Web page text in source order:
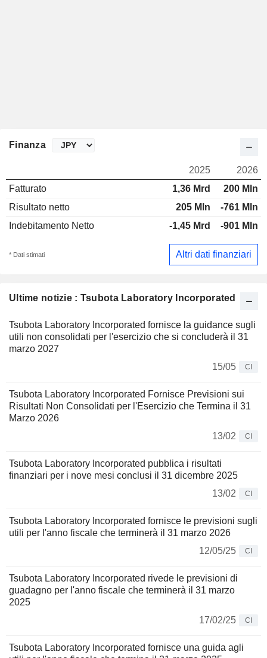
Ultime notizie : Tsubota Laboratory Incorporated
Tsubota Laboratory Incorporated fornisce la guidance sugli
utili non consolidati per l'esercizio che si concluderà il 31
marzo 2027
15/05
CI
Tsubota Laboratory Incorporated Fornisce Previsioni sui
Risultati Non Consolidati per l'Esercizio che Termina il 31
Marzo 2026
13/02
CI
Tsubota Laboratory Incorporated pubblica i risultati
finanziari per i nove mesi conclusi il 31 dicembre 2025
13/02
CI
Tsubota Laboratory Incorporated fornisce le previsioni sugli
utili per l'anno fiscale che terminerà il 31 marzo 2026
12/05/25
CI
Tsubota Laboratory Incorporated rivede le previsioni di
guadagno per l'anno fiscale che terminerà il 31 marzo
2025
17/02/25
CI
Tsubota Laboratory Incorporated fornisce una guida agli
Finanza
2025
2026
Fatturato
1,36 Mrd
200 Mln
Risultato netto
205 Mln
-761 Mln
Indebitamento Netto
-1,45 Mrd -901 Mln
* Dati stimati Altri dati finanziari